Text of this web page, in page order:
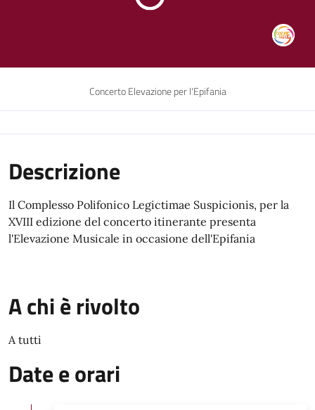
Concerto Elevazione per l'Epifania
Descrizione
Il Complesso Polifonico Legictimae Suspicionis, per la
XVIII edizione del concerto itinerante presenta
l'Elevazione Musicale in occasione dell'Epifania
A chi è rivolto
A tutti
Date e orari